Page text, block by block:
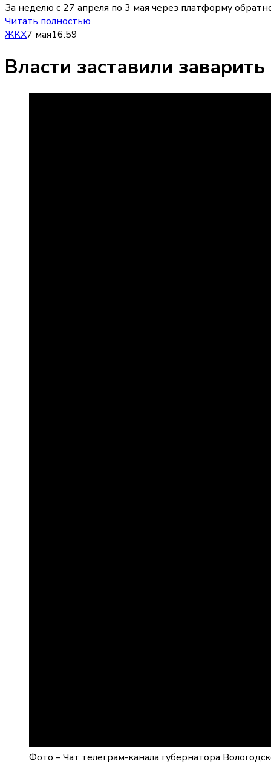
За неделю с 27 апреля по 3 мая через платформу
Читать полностью
ЖКХ7 мая16:59
Власти заставили
Фото –Чат телеграм-канала губернатора